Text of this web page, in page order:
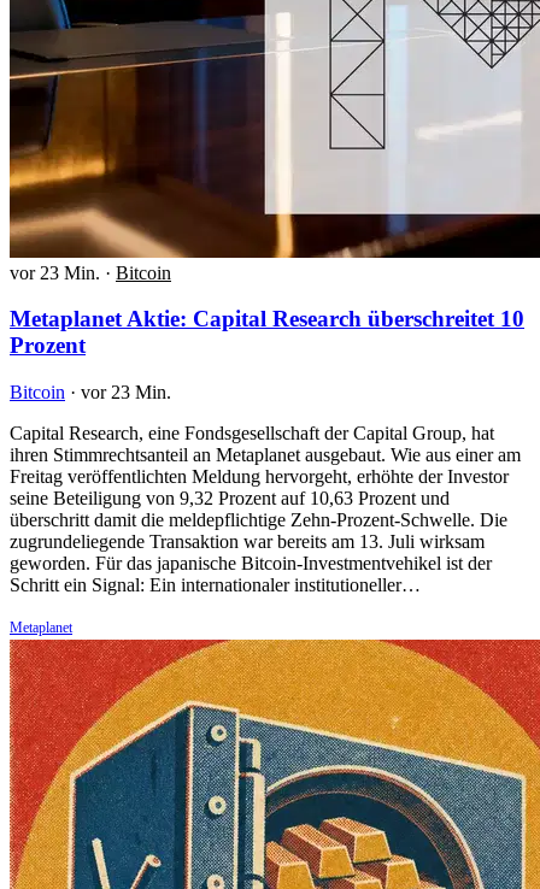
vor 23 Min. · Bitcoin
Metaplanet Aktie: Capital Research überschreitet 10
Prozent
Bitcoin · vor 23 Min.
Capital Research, eine Fondsgesellschaft der Capital Group, hat
ihren Stimmrechtsanteil an Metaplanet ausgebaut. Wie aus einer am
Freitag veröffentlichten Meldung hervorgeht, erhöhte der Investor
seine Beteiligung von 9,32 Prozent auf 10,63 Prozent und
überschritt damit die meldepflichtige Zehn-Prozent-Schwelle. Die
zugrundeliegende Transaktion war bereits am 13. Juli wirksam
geworden. Für das japanische Bitcoin-Investmentvehikel ist der
Schritt ein Signal: Ein internationaler institutioneller…
Metaplanet